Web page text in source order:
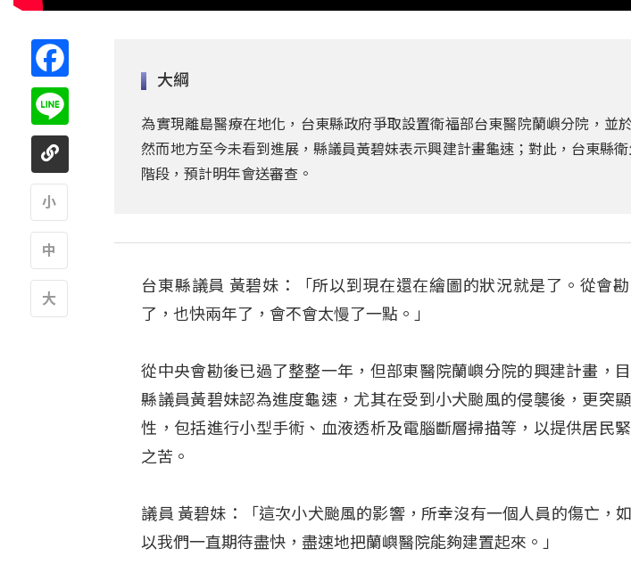
大綱
為實現離島醫療在地化，台東縣政府爭取設置衛福部台東醫院蘭嶼分院，並
然而地方至今未看到進展，縣議員黃碧妹表示興建計畫龜速；對此，台東縣
階段，預計明年會送審查。
台東縣議員 黃碧妹：「所以到現在還在繪圖的狀況就是了。從會
了，也快兩年了，會不會太慢了一點。」
從中央會勘後已過了整整一年，但部東醫院蘭嶼分院的興建計畫，
縣議員黃碧妹認為進度龜速，尤其在受到小犬颱風的侵襲後，更突
性，包括進行小型手術、血液透析及電腦斷層掃描等，以提供居民
之苦。
議員 黃碧妹：「這次小犬颱風的影響，所幸沒有一個人員的傷亡，
以我們一直期待盡快，盡速地把蘭嶼醫院能夠建置起來。」